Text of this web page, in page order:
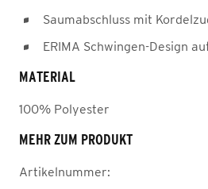
Saumabschluss mit
ERIMA Schwingen-Design
MATERIAL
100% Polyester
MEHR ZUM PRODUKT
Artikelnummer: